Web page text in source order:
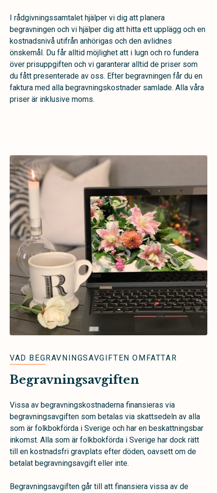
I rådgivningssamtalet hjälper vi dig att planera
begravningen och vi hjälper dig att hitta ett upplägg och en
kostnadsnivå utifrån anhörigas och den avlidnes
önskemål. Du får alltid möjlighet att i lugn och ro fundera
över prisuppgiften och vi garanterar alltid de priser som
du fått presenterade av oss. Efter begravningen får du en
faktura med alla begravningskostnader samlade. Alla våra
priser är inklusive moms.
VAD BEGRAVNINGSAVGIFTEN OMFATTAR
Begravningsavgiften
Vissa av begravningskostnaderna finansieras via
begravningsavgiften som betalas via skattsedeln av alla
som är folkbokförda i Sverige och har en beskattningsbar
inkomst. Alla som är folkbokförda i Sverige har dock rätt
till en kostnadsfri gravplats efter döden, oavsett om de
betalat begravningsavgift eller inte.
Begravningsavgiften går till att finansiera vissa av de